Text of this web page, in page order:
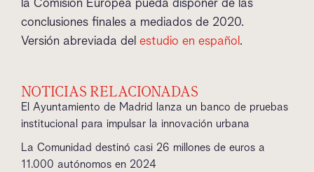
conclusiones finales a mediados de 2020.
Versión abreviada del estudio en español.
NOTICIAS RELACIONADAS
El Ayuntamiento de Madrid lanza un banco de pruebas
institucional para impulsar la innovación urbana
La Comunidad destinó casi 26 millones de euros a
11.000 autónomos en 2024